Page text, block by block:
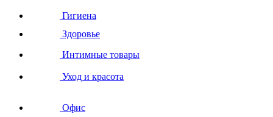
Гигиена
Здоровье
Интимные товары
Уход и красота
Офис